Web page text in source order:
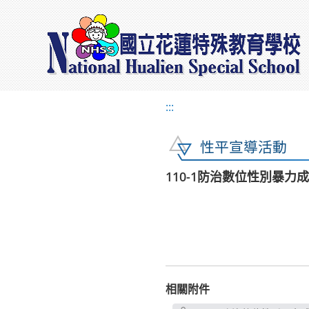
:::
性平宣導活動
110-1防治數位性別暴力
相關附件